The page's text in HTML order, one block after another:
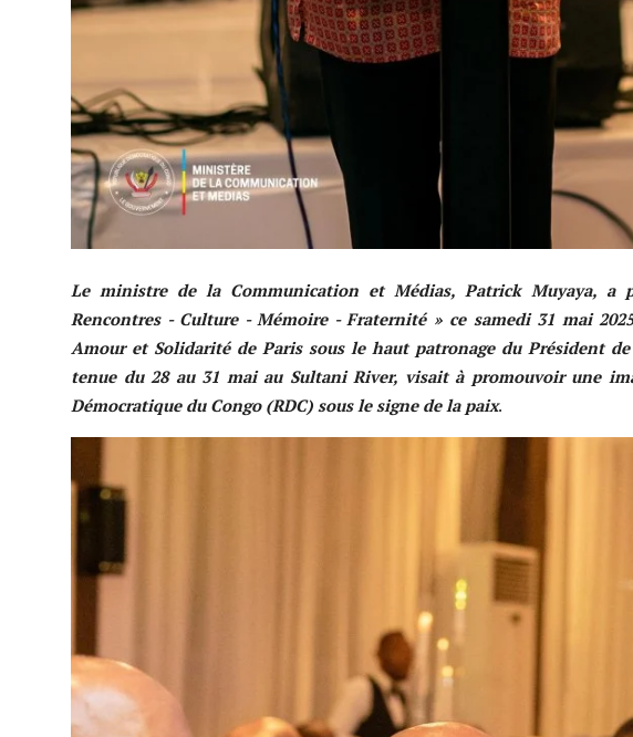
Le ministre de la Communication et Médias, Patrick Muyaya, a
Rencontres - Culture - Mémoire - Fraternité » ce samedi 31 mai
Amour et Solidarité de Paris sous le haut patronage du Président
tenue du 28 au 31 mai au Sultani River, visait à promouvoir une
Démocratique du Congo (RDC) sous le signe de la paix.